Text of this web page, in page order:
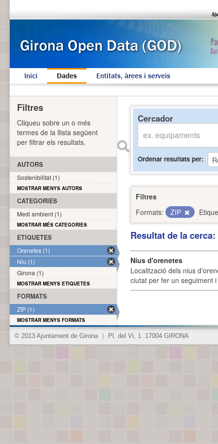
Inici Dades Entitats, àrees i serveis
Cercador
Ordenar resultats per
Filtres
Formats:
ZIP
Resultat de la
Nius d'orenetes
Localització dels nius
ciutat per fer un seguiment
Filtres
Cliqueu sobre un o més
termes de la llista següent
per filtrar els resultats.
AUTORS
Sostenibilitat (1)
MOSTRAR MENYS AUTORS
CATEGORIES
Medi ambient (1)
MOSTRAR MÉS CATEGORIES
ETIQUETES
Orenetes (1)
Niu (1)
Girona (1)
MOSTRAR MENYS ETIQUETES
FORMATS
ZIP (1)
MOSTRAR MENYS FORMATS
© 2013 Ajuntament de Girona Pl. del Vi, 1. 17004 GIRONA